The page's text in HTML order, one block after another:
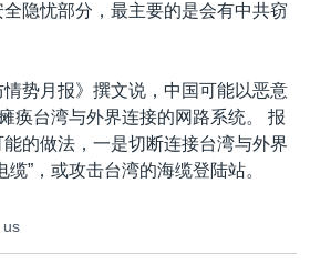
隐忧部分，最主要的是会有中共窃
势月报》撰文说，中国可能以恶意
痪台湾与外界连接的网路系统。 报
的做法，一是切断连接台湾与外界
”，或攻击台湾的海缆登陆站。
us